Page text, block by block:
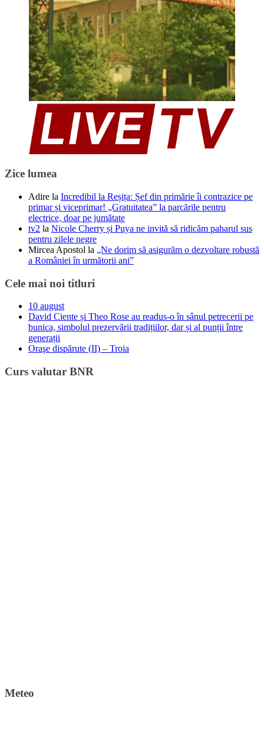
Zice lumea
Adire la Incredibil la Reșița: Șef din primărie îi contrazice pe
primar și viceprimar! „Gratuitatea” la parcările pentru
electrice, doar pe jumătate
tv2 la Nicole Cherry și Puya ne invită să ridicăm paharul sus
pentru zilele negre
Mircea Apostol la „Ne dorim să asigurăm o dezvoltare robustă
a României în următorii ani”
Cele mai noi titluri
10 august
David Ciente și Theo Rose au readus-o în sânul petrecerii pe
bunica, simbolul prezervării tradițiilor, dar și al punții între
generații
Oraşe dispărute (II) – Troia
Curs valutar BNR
Meteo